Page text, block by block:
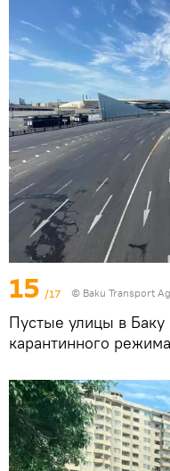
15 /17 © Baku Transport
Пустые улицы в Баку
карантинного